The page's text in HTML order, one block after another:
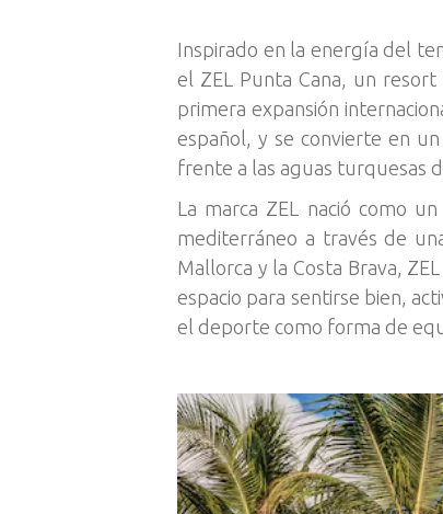
Inspirado en la energía del
el ZEL Punta Cana, un
primera expansión
español, y se convierte en
frente a las aguas turquesas
La marca ZEL nació como
mediterráneo a través de
Mallorca y la Costa Brava,
espacio para sentirse bien,
el deporte como forma de